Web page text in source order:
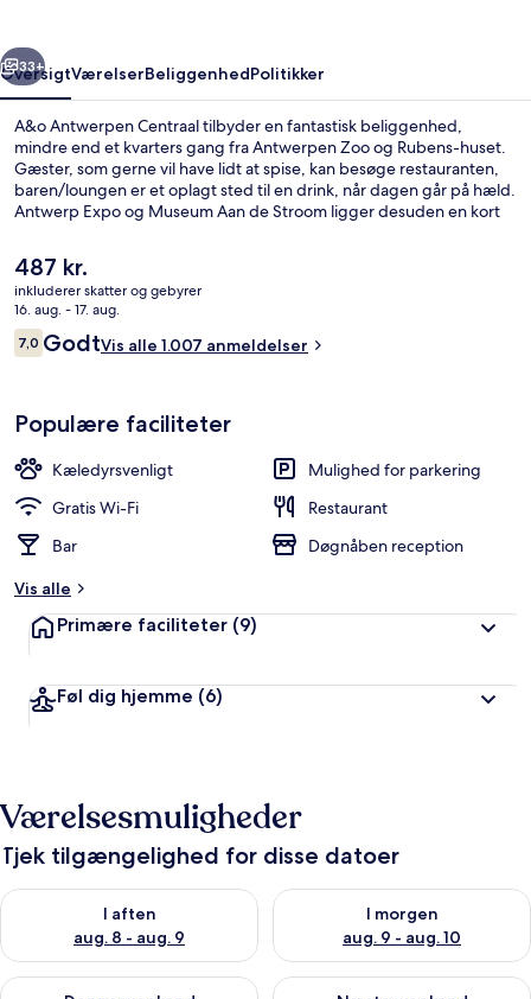
Næste
33+
OversigtVærelserBeliggenhedPolitikker
A&o Antwerpen Centraal tilbyder en fantastisk beliggenhed,
mindre end et kvarters gang fra Antwerpen Zoo og Rubens-huset.
Gæster, som gerne vil have lidt at spise, kan besøge restauranten,
baren/loungen er et oplagt sted til en drink, når dagen går på hæld.
Antwerp Expo og Museum Aan de Stroom ligger desuden en kort
forhold får gode bedømmelser fra rejsende.
Den
nuværende
pris
er
487 kr.
487 kr.
inkluderer skatter og gebyrer
16. aug. - 17. aug.
Anmeldelser
7,07,0 ud af 10.
GodtVis alle 1.007 anmeldelser
Populære faciliteter
Kæledyrsvenligt
Mulighed for parkering
Gratis Wi-Fi
Restaurant
Bar
Døgnåben reception
Vis alle
Primære faciliteter (9)
Føl dig hjemme (6)
Værelsesmuligheder
Tjek tilgængelighed for disse datoer
I aften
aug. 8 - aug. 9
Tjek tilgængelighed for i aften aug. 8 - aug. 9
I morgen
aug. 9 - aug. 10
Tjek tilgængelighed for i
Tjek tilgængelighed for denne weekend aug. 14 - aug. 16
Tjek tilgængelighed for næste